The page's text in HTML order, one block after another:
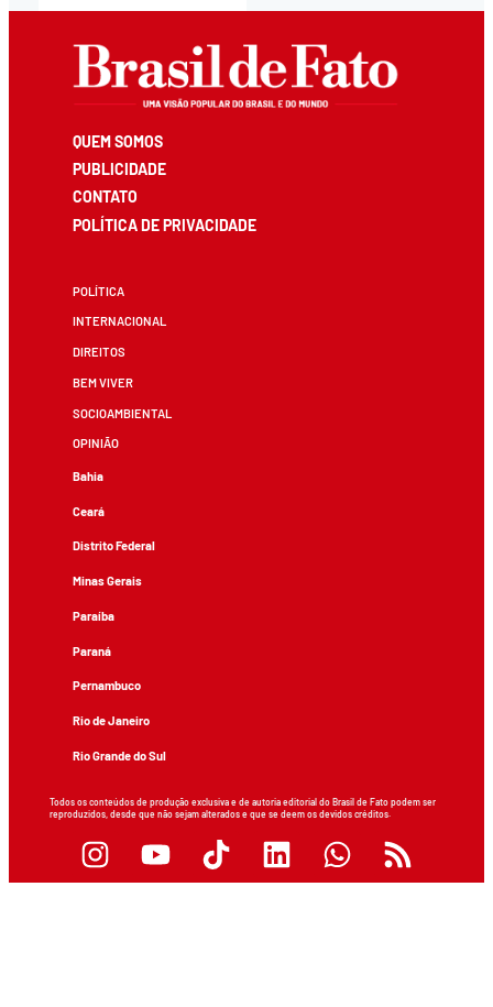
QUEM SOMOS
PUBLICIDADE
CONTATO
POLÍTICA DE PRIVACIDADE
POLÍTICA
INTERNACIONAL
DIREITOS
BEM VIVER
SOCIOAMBIENTAL
OPINIÃO
Bahia
Ceará
Distrito Federal
Minas Gerais
Paraíba
Paraná
Pernambuco
Rio de Janeiro
Rio Grande do Sul
Todos os conteúdos de produção exclusiva e de autoria editorial do Brasil de Fato podem ser
reproduzidos, desde que não sejam alterados e que se deem os devidos créditos.